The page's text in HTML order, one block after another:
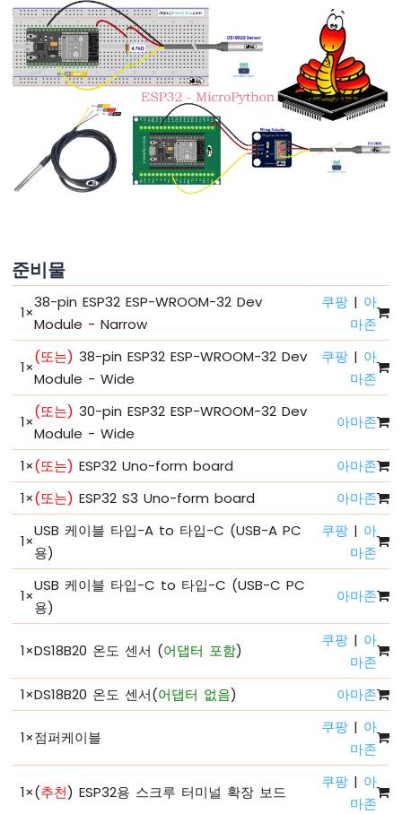
절
전
모
드
없
ESP32
로
파
썬
-
러
빡
기
ESP32
마
이
크
파
이
-
페
드
LED
마
로
준비물
1×
38-pin ESP32 ESP-WROOM-32 Dev
Module - Narrow
쿠팡 | 아
마존
1×
(또는) 38-pin ESP32 ESP-WROOM-32 Dev
Module - Wide
쿠팡 | 아
마존
1×
(또는) 30-pin ESP32 ESP-WROOM-32 Dev
Module - Wide
아마존
1×(또는) ESP32 Uno-form board
아마존
1×(또는) ESP32 S3 Uno-form board 아마존
1×
USB 케이블 타입-A to 타입-C (USB-A PC
용)
쿠팡 | 아
마존
1×
USB 케이블 타입-C to 타입-C (USB-C PC
용)
아마존
1×DS18B20 온도 센서 (어댑터 포함)
쿠팡 | 아
마존
1×DS18B20 온도 센서(어댑터 없음) 아마존
1×점퍼케이블
쿠팡 | 아
마존
1×(추천) ESP32용 스크루 터미널 확장 보드
쿠팡 | 아
마존